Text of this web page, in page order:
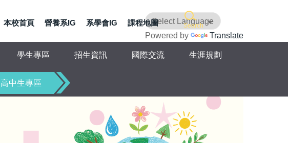
Search
Powered by Translate
本校首頁 營養系IG 系學會IG 課程地圖
學生專區 招生資訊 國際交流 生涯規劃
高中生專區